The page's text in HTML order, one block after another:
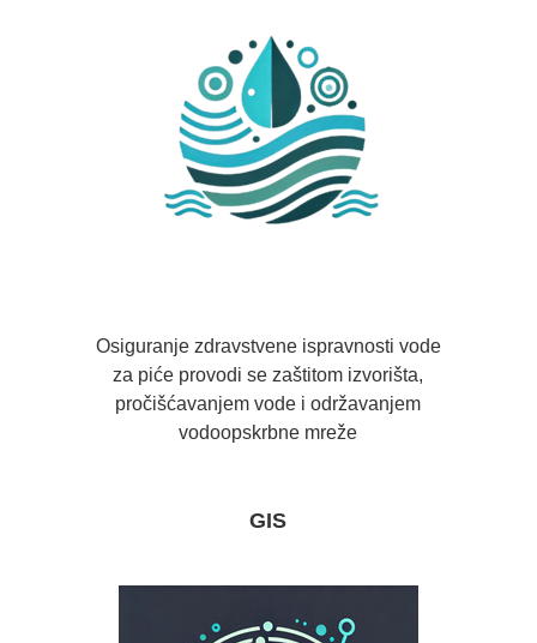
Osiguranje zdravstvene ispravnosti vode
za piće provodi se zaštitom izvorišta,
pročišćavanjem vode i održavanjem
vodoopskrbne mreže
GIS